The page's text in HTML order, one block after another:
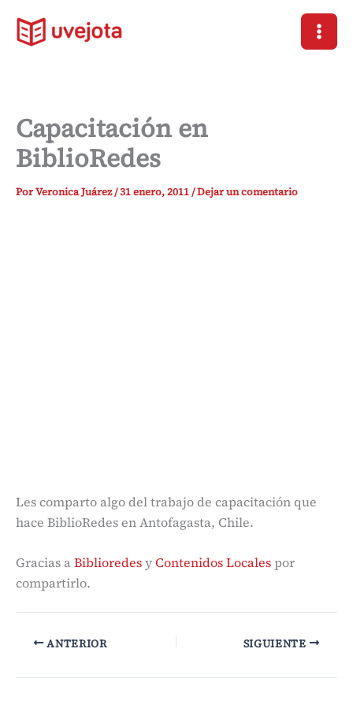
contenido
Capacitación en
BiblioRedes
PorVeronica Juárez/31 enero, 2011/Dejar un comentario
Les comparto algo del trabajo de capacitación que
hace BiblioRedes en Antofagasta, Chile.
Gracias aBiblioredesyContenidos Localespor
compartirlo.
ANTERIOR SIGUIENTE